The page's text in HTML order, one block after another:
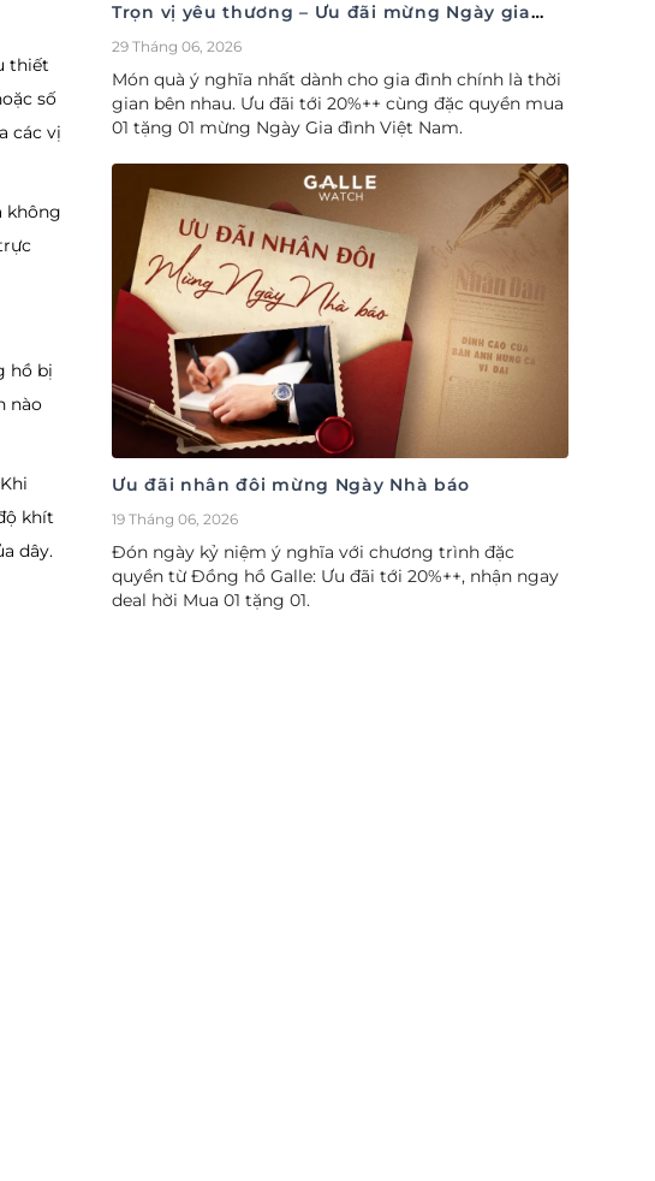
thiết
số
các vị
không
hồ bị
nào
khít
dây.
Trọn vị yêu thương – Ưu đãi mừng Ngày gia
đình Việt Nam 28/06
29 Tháng 06, 2026
Món quà ý nghĩa nhất dành cho gia đình chính là thời
gian bên nhau. Ưu đãi tới 20%++ cùng đặc quyền mua
01 tặng 01 mừng Ngày Gia đình Việt Nam.
Ưu đãi nhân đôi mừng Ngày Nhà báo
19 Tháng 06, 2026
Đón ngày kỷ niệm ý nghĩa với chương trình đặc
quyền từ Đồng hồ Galle: Ưu đãi tới 20%++, nhận ngay
deal hời Mua 01 tặng 01.